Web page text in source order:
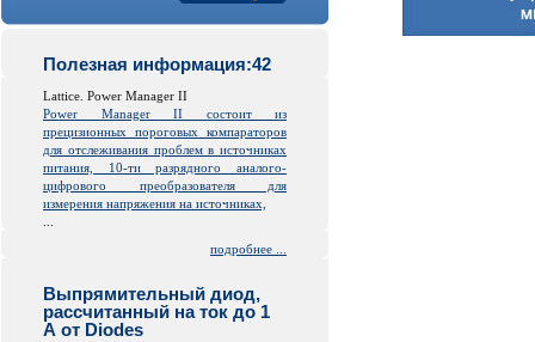
Полезная информация:42
Lattice. Power Manager II
Power Manager II состоит из
прецизионных пороговых компараторов
для отслеживания проблем в источниках
питания, 10-ти разрядного аналого-
цифрового преобразователя для
измерения напряжения на источниках,
подробнее ...
Выпрямительный диод,
рассчитанный на ток до 1
А от Diodes